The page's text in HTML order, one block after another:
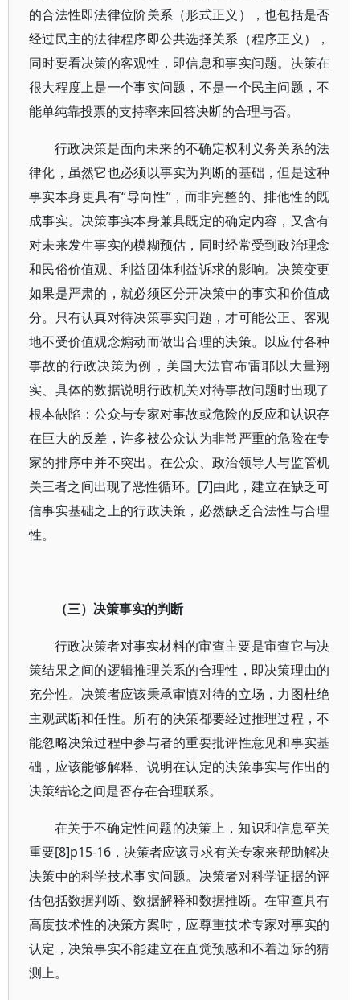
的合法性即法律位阶关系（形式正义），也包括是否
经过民主的法律程序即公共选择关系（程序正义），
同时要看决策的客观性，即信息和事实问题。决策在
很大程度上是一个事实问题，不是一个民主问题，不
能单纯靠投票的支持率来回答决断的合理与否。
行政决策是面向未来的不确定权利义务关系的法
律化，虽然它也必须以事实为判断的基础，但是这种
事实本身更具有“导向性”，而非完整的、排他性的既
成事实。决策事实本身兼具既定的确定内容，又含有
对未来发生事实的模糊预估，同时经常受到政治理念
和民俗价值观、利益团体利益诉求的影响。决策变更
如果是严肃的，就必须区分开决策中的事实和价值成
分。只有认真对待决策事实问题，才可能公正、客观
地不受价值观念煽动而做出合理的决策。以应付各种
事故的行政决策为例，美国大法官布雷耶以大量翔
实、具体的数据说明行政机关对待事故问题时出现了
根本缺陷：公众与专家对事故或危险的反应和认识存
在巨大的反差，许多被公众认为非常严重的危险在专
家的排序中并不突出。在公众、政治领导人与监管机
关三者之间出现了恶性循环。[7]由此，建立在缺乏可
信事实基础之上的行政决策，必然缺乏合法性与合理
性。
（三）决策事实的判断
行政决策者对事实材料的审查主要是审查它与决
策结果之间的逻辑推理关系的合理性，即决策理由的
充分性。决策者应该秉承审慎对待的立场，力图杜绝
主观武断和任性。所有的决策都要经过推理过程，不
能忽略决策过程中参与者的重要批评性意见和事实基
础，应该能够解释、说明在认定的决策事实与作出的
决策结论之间是否存在合理联系。
在关于不确定性问题的决策上，知识和信息至关
重要[8]p15-16，决策者应该寻求有关专家来帮助解决
决策中的科学技术事实问题。决策者对科学证据的评
估包括数据判断、数据解释和数据推断。在审查具有
高度技术性的决策方案时，应尊重技术专家对事实的
认定，决策事实不能建立在直觉预感和不着边际的猜
测上。